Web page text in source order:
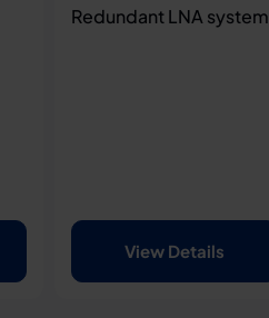
Redundant LNA system
View Details